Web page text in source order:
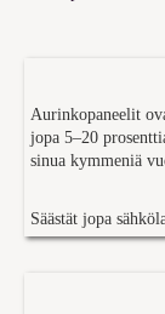
Aurinkopaneelit
jopa 5–20
sinua kymmeniä
Säästät jopa